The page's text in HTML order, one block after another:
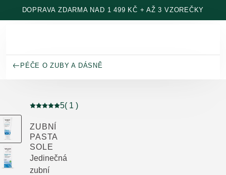
Přeskočit na hlavní obsah
DOPRAVA ZDARMA NAD 1 499 KČ + AŽ 3 VZOREČKY
PÉČE O ZUBY A DÁSNĚ
Aktuální hodnocení: 5 z 5 hvězdiček hodnoceno 1
5( 1 )
ZUBNÍ
PASTA
SOLE
Jedinečná
zubní